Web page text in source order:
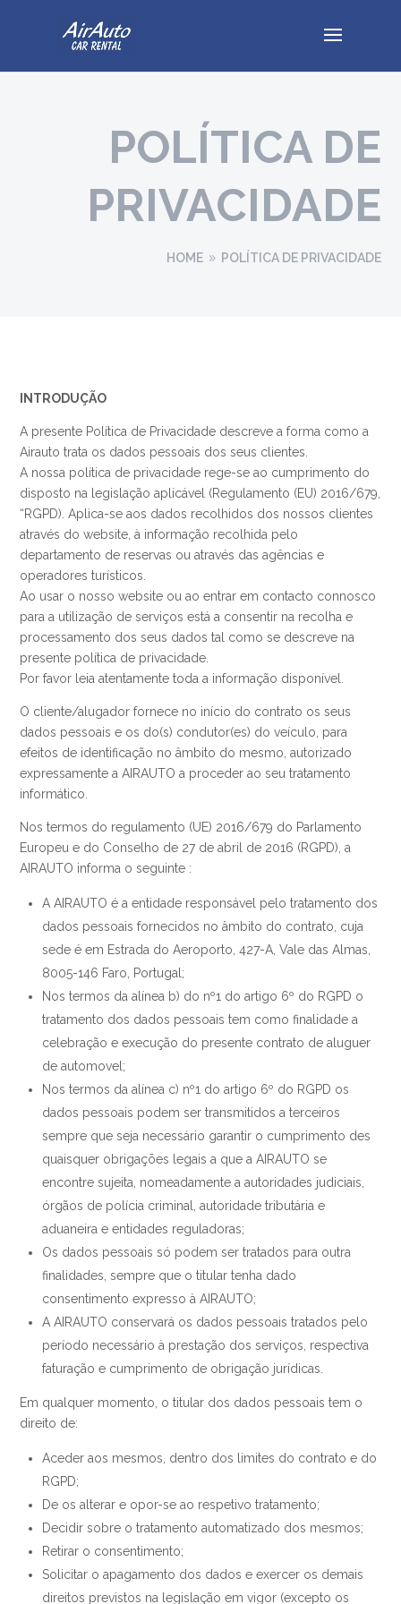
POLÍTICA DE
PRIVACIDADE
HOME 9 POLÍTICA DE PRIVACIDADE
INTRODUÇÃO
A presente Política de Privacidade descreve a forma como a
Airauto trata os dados pessoais dos seus clientes.
A nossa política de privacidade rege-se ao cumprimento do
disposto na legislação aplicável (Regulamento (EU) 2016/679,
“RGPD). Aplica-se aos dados recolhidos dos nossos clientes
através do website, à informação recolhida pelo
departamento de reservas ou através das agências e
operadores turísticos.
Ao usar o nosso website ou ao entrar em contacto connosco
para a utilização de serviços está a consentir na recolha e
processamento dos seus dados tal como se descreve na
presente política de privacidade.
Por favor leia atentamente toda a informação disponível.
O cliente/alugador fornece no início do contrato os seus
dados pessoais e os do(s) condutor(es) do veículo, para
efeitos de identificação no âmbito do mesmo, autorizado
expressamente a AIRAUTO a proceder ao seu tratamento
informático.
Nos termos do regulamento (UE) 2016/679 do Parlamento
Europeu e do Conselho de 27 de abril de 2016 (RGPD), a
AIRAUTO informa o seguinte :
A AIRAUTO é a entidade responsável pelo tratamento dos
dados pessoais fornecidos no âmbito do contrato, cuja
sede é em Estrada do Aeroporto, 427-A, Vale das Almas,
8005-146 Faro, Portugal;
Nos termos da alínea b) do nº1 do artigo 6º do RGPD o
tratamento dos dados pessoais tem como finalidade a
celebração e execução do presente contrato de aluguer
de automovel;
Nos termos da alínea c) nº1 do artigo 6º do RGPD os
dados pessoais podem ser transmitidos a terceiros
sempre que seja necessário garantir o cumprimento des
quaisquer obrigações legais a que a AIRAUTO se
encontre sujeita, nomeadamente a autoridades judiciais,
órgãos de polícia criminal, autoridade tributária e
aduaneira e entidades reguladoras;
Os dados pessoais só podem ser tratados para outra
finalidades, sempre que o titular tenha dado
consentimento expresso à AIRAUTO;
A AIRAUTO conservará os dados pessoais tratados pelo
período necessário à prestação dos serviços, respectiva
faturação e cumprimento de obrigação jurídicas.
Em qualquer momento, o titular dos dados pessoais tem o
direito de:
Aceder aos mesmos, dentro dos limites do contrato e do
RGPD;
De os alterar e opor-se ao respetivo tratamento;
Decidir sobre o tratamento automatizado dos mesmos;
Retirar o consentimento;
Solicitar o apagamento dos dados e exercer os demais
direitos previstos na legislação em vigor (excepto os